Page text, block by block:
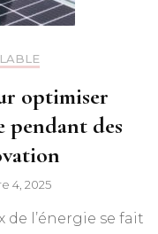
optimiser
pendant des
4, 2025
de l’énergie se fait